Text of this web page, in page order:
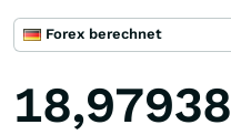
Forex berechnet
18,97938